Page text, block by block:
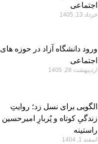
اجتماعی
خرداد 13, 1405
ورود دانشگاه آزاد در حوزه های
اجتماعی
اردیبهشت 28, 1405
الگویی برای نسل زد؛ روایتِ
زندگیِ کوتاه و پُربارِ امیرحسین
راستینه
اسفند 1, 1404